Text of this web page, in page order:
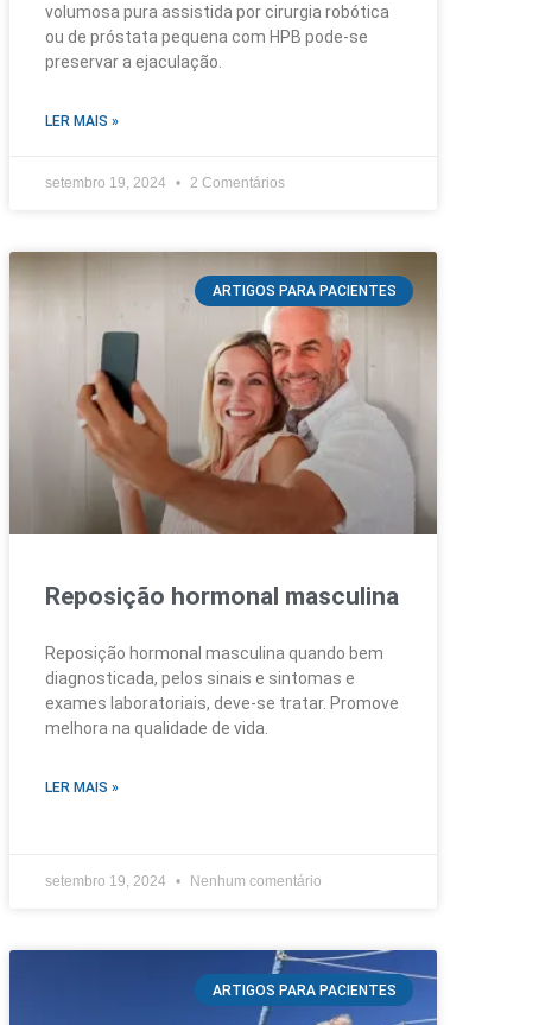
volumosa pura assistida por cirurgia robótica
ou de próstata pequena com HPB pode-se
preservar a ejaculação.
LER MAIS »
setembro 19, 2024 2 Comentários
ARTIGOS PARA PACIENTES
Reposição hormonal masculina
Reposição hormonal masculina quando bem
diagnosticada, pelos sinais e sintomas e
exames laboratoriais, deve-se tratar. Promove
melhora na qualidade de vida.
LER MAIS »
setembro 19, 2024 Nenhum comentário
ARTIGOS PARA PACIENTES